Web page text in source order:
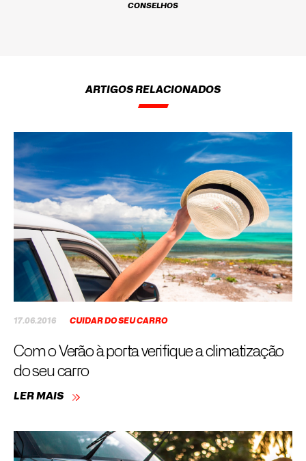
CONSELHOS
ARTIGOS RELACIONADOS
17.06.2016 CUIDAR DO SEU CARRO
Com o Verão à porta verifique a climatização
do seu carro
LER MAIS